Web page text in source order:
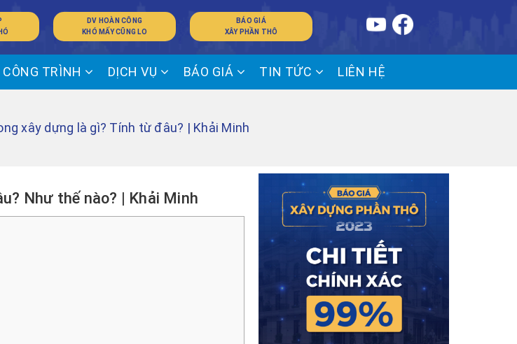
DV HOÀN CÔNG
KHÓ MẤY CŨNG LO
BÁO GIÁ
XÂY PHẦN THÔ
CÔNG TRÌNH DỊCH VỤ BÁO GIÁ TIN TỨC LIÊN HỆ
xây dựng là gì? Tính từ đâu? | Khải Minh
Như thế nào? | Khải Minh